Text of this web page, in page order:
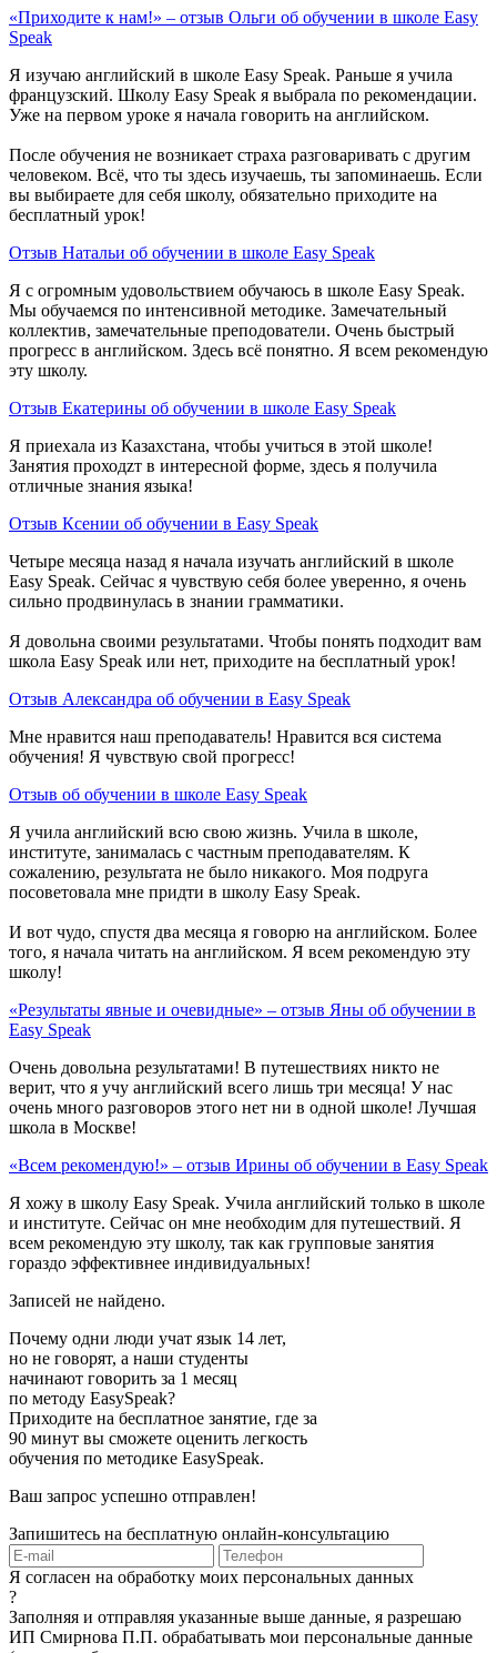
«Приходите к нам!» – отзыв Ольги об обучении в школе Easy
Speak
Я изучаю английский в школе Easy Speak. Раньше я учила
французский. Школу Easy Speak я выбрала по рекомендации.
Уже на первом уроке я начала говорить на английском.
После обучения не возникает страха разговаривать с другим
человеком. Всё, что ты здесь изучаешь, ты запоминаешь. Если
вы выбираете для себя школу, обязательно приходите на
бесплатный урок!
Отзыв Натальи об обучении в школе Easy Speak
Я с огромным удовольствием обучаюсь в школе Easy Speak.
Мы обучаемся по интенсивной методике. Замечательный
коллектив, замечательные преподователи. Очень быстрый
прогресс в английском. Здесь всё понятно. Я всем рекомендую
эту школу.
Отзыв Екатерины об обучении в школе Easy Speak
Я приехала из Казахстана, чтобы учиться в этой школе!
Занятия проходzт в интересной форме, здесь я получила
отличные знания языка!
Отзыв Ксении об обучении в Easy Speak
Четыре месяца назад я начала изучать английский в школе
Easy Speak. Сейчас я чувствую себя более уверенно, я очень
сильно продвинулась в знании грамматики.
Я довольна своими результатами. Чтобы понять подходит вам
школа Easy Speak или нет, приходите на бесплатный урок!
Отзыв Александра об обучении в Easy Speak
Мне нравится наш преподаватель! Нравится вся система
обучения! Я чувствую свой прогресс!
Отзыв об обучении в школе Easy Speak
Я учила английский всю свою жизнь. Учила в школе,
институте, занималась с частным преподавателям. К
сожалению, результата не было никакого. Моя подруга
посоветовала мне придти в школу Easy Speak.
И вот чудо, спустя два месяца я говорю на английском. Более
того, я начала читать на английском. Я всем рекомендую эту
школу!
«Результаты явные и очевидные» – отзыв Яны об обучении в
Easy Speak
Очень довольна результатами! В путешествиях никто не
верит, что я учу английский всего лишь три месяца! У нас
очень много разговоров этого нет ни в одной школе! Лучшая
школа в Москве!
«Всем рекомендую!» – отзыв Ирины об обучении в Easy Speak
Я хожу в школу Easy Speak. Учила английский только в школе
и институте. Сейчас он мне необходим для путешествий. Я
всем рекомендую эту школу, так как групповые занятия
гораздо эффективнее индивидуальных!
Записей не найдено.
Почему одни люди учат язык 14 лет,
но не говорят, а наши студенты
начинают говорить за 1 месяц
по методу EasySpeak?
Приходите на бесплатное занятие, где за
90 минут вы сможете оценить легкость
обучения по методике EasySpeak.
Ваш запрос успешно отправлен!
Запишитесь на бесплатную онлайн-консультацию
Я согласен на обработку моих персональных данных
?
Заполняя и отправляя указанные выше данные, я разрешаю
ИП Смирнова П.П. обрабатывать мои персональные данные